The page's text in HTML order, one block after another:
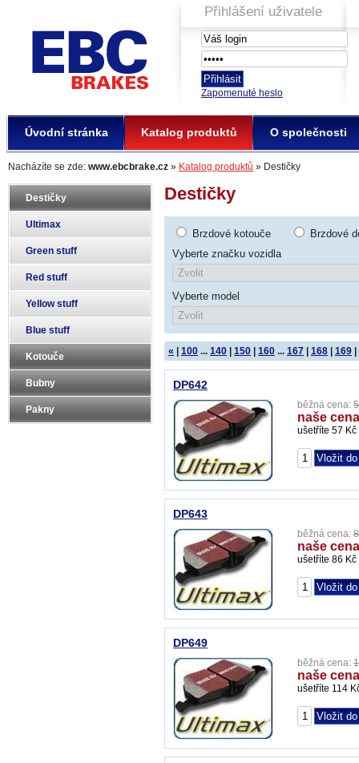
EBC Brakes
Nacházíte se zde: www.ebcbrake.cz » Katalog produktů » Destičky
Destičky
Ultimax
Green stuff
Red stuff
Yellow stuff
Blue stuff
Kotouče
Bubny
Pakny
Destičky
Brzdové kotouče
Brzdové
Vyberte značku vozidla
Vyberte model
« 100 ... 140 150 160 ... 167 168 169
DP642
běžná cena:
naše
ušetříte 57 Kč
DP643
běžná cena:
naše
ušetříte 86 Kč
DP649
běžná cena:
naše
ušetříte 114
Úvodní stránka Katalog produktů O společnosti
Přihlášení uživatele
Zapomenuté heslo